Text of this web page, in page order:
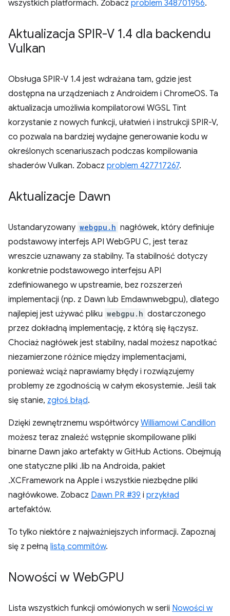
wszystkich platformach. Zobacz problem 348701956.
Aktualizacja SPIR-V 1.4 dla backendu
Vulkan
Obsługa SPIR-V 1.4 jest wdrażana tam, gdzie jest
dostępna na urządzeniach z Androidem i ChromeOS. Ta
aktualizacja umożliwia kompilatorowi WGSL Tint
korzystanie z nowych funkcji, ułatwień i instrukcji SPIR-V,
co pozwala na bardziej wydajne generowanie kodu w
określonych scenariuszach podczas kompilowania
shaderów Vulkan. Zobacz problem 427717267.
Aktualizacje Dawn
Ustandaryzowany webgpu.h nagłówek, który definiuje
podstawowy interfejs API WebGPU C, jest teraz
wreszcie uznawany za stabilny. Ta stabilność dotyczy
konkretnie podstawowego interfejsu API
zdefiniowanego w upstreamie, bez rozszerzeń
implementacji (np. z Dawn lub Emdawnwebgpu), dlatego
najlepiej jest używać pliku webgpu.h dostarczonego
przez dokładną implementację, z którą się łączysz.
Chociaż nagłówek jest stabilny, nadal możesz napotkać
niezamierzone różnice między implementacjami,
ponieważ wciąż naprawiamy błędy i rozwiązujemy
problemy ze zgodnością w całym ekosystemie. Jeśli tak
się stanie, zgłoś błąd.
Dzięki zewnętrznemu współtwórcy Williamowi Candillon
możesz teraz znaleźć wstępnie skompilowane pliki
binarne Dawn jako artefakty w GitHub Actions. Obejmują
one statyczne pliki .lib na Androida, pakiet
.XCFramework na Apple i wszystkie niezbędne pliki
nagłówkowe. Zobacz Dawn PR #39 i przykład
artefaktów.
To tylko niektóre z najważniejszych informacji. Zapoznaj
się z pełną listą commitów.
Nowości w WebGPU
Lista wszystkich funkcji omówionych w serii Nowości w